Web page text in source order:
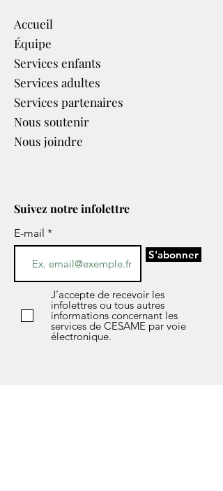
Accueil
Équipe
Services enfants
Services adultes
Services partenaires​
Nous soutenir
Nous joindre
Suivez notre infolettre
E-mail
S'abonner
J’accepte de recevoir les
infolettres ou tous autres
informations concernant les
services de CESAME par voie
électronique.